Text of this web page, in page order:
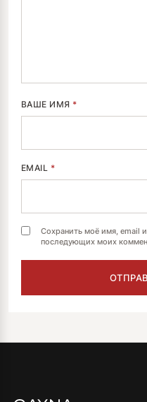
ВАШЕ ИМЯ *
EMAIL *
Сохранить моё имя, email
последующих моих